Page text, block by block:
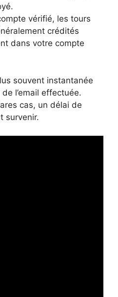
vérifié, les tours
crédités
dans votre compte
souvent instantanée
l’email effectuée.
cas, un délai de
survenir.